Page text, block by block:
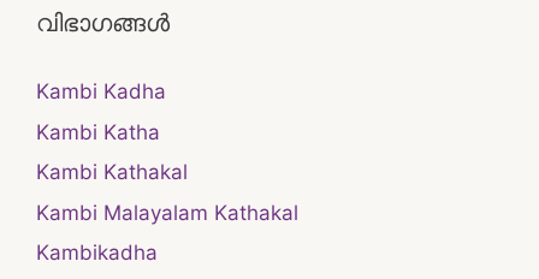
വിഭാഗങ്ങൾ
Kambi Kadha
Kambi Katha
Kambi Kathakal
Kambi Malayalam Kathakal
Kambikadha